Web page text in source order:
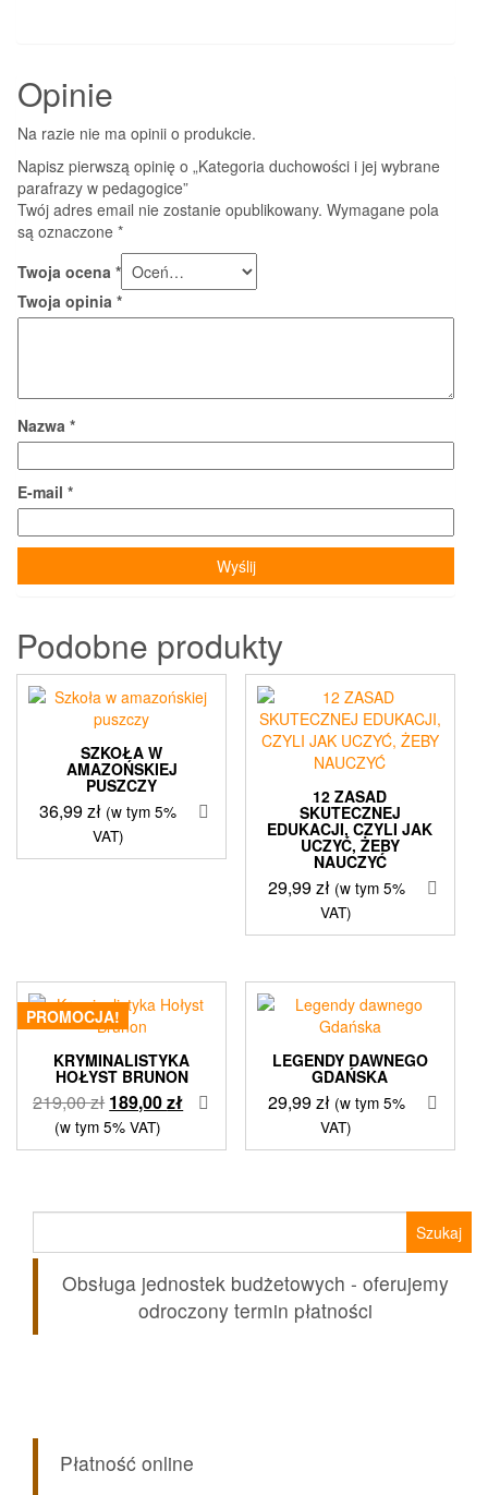
Opinie
Na razie nie ma opinii o produkcie.
Napisz pierwszą opinię o „Kategoria duchowości i jej wybrane
parafrazy w pedagogice”
Twój adres email nie zostanie opublikowany. Wymagane pola
są oznaczone *
Twoja ocena *
Twoja opinia *
Nazwa *
E-mail *
Podobne produkty
SZKOŁA W
AMAZOŃSKIEJ
PUSZCZY
36,99zł (w tym 5%
VAT)
12 ZASAD
SKUTECZNEJ
EDUKACJI, CZYLI JAK
UCZYĆ, ŻEBY
NAUCZYĆ
29,99zł (w tym 5%
VAT)
PROMOCJA!
KRYMINALISTYKA
HOŁYST BRUNON
219,00zł Pierwotna
cena
wynosiła:
189,00złAktualna
wynosi:
(w tym 5% VAT)
LEGENDY DAWNEGO
GDAŃSKA
29,99zł (w tym 5%
VAT)
Obsługa jednostek budżetowych - oferujemy
odroczony termin płatności
Płatność online